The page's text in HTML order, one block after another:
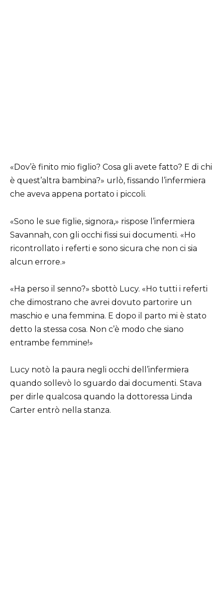
«Dov’è finito mio figlio? Cosa gli avete fatto? E di chi
è quest’altra bambina?» urlò, fissando l’infermiera
che aveva appena portato i piccoli.
«Sono le sue figlie, signora,» rispose l’infermiera
Savannah, con gli occhi fissi sui documenti. «Ho
ricontrollato i referti e sono sicura che non ci sia
alcun errore.»
«Ha perso il senno?» sbottò Lucy. «Ho tutti i referti
che dimostrano che avrei dovuto partorire un
maschio e una femmina. E dopo il parto mi è stato
detto la stessa cosa. Non c’è modo che siano
entrambe femmine!»
Lucy notò la paura negli occhi dell’infermiera
quando sollevò lo sguardo dai documenti. Stava
per dirle qualcosa quando la dottoressa Linda
Carter entrò nella stanza.